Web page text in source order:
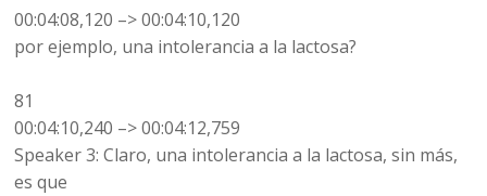
00:04:08,120 –> 00:04:10,120
por ejemplo, una intolerancia a la lactosa?
81
00:04:10,240 –> 00:04:12,759
Speaker 3: Claro, una intolerancia a la lactosa, sin más,
es que